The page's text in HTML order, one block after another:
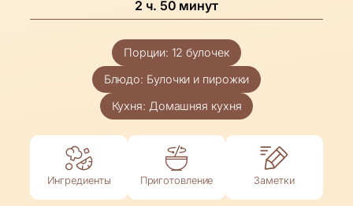
2 часов
ч. 50минуты
минут
Порции: 12 булочек
Блюдо: Булочки и пирожки
Кухня: Домашняя кухня
Ингредиенты Приготовление Заметки